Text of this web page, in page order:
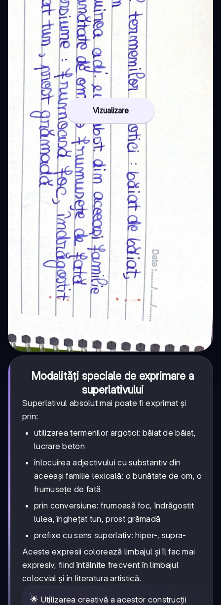
Vizualizare
Modalități speciale de exprimare a
superlativului
Superlativul absolut mai poate fi exprimat și
prin:
utilizarea termenilor argotici: băiat de băiat,
lucrare beton
înlocuirea adjectivului cu substantiv din
aceeași familie lexicală: o bunătate de om, o
frumusețe de fată
prin conversiune: frumoasă foc, îndrăgostit
lulea, înghețat tun, prost grămadă
prefixe cu sens superlativ: hiper-, supra-
Aceste expresii colorează limbajul și îl fac mai
expresiv, fiind întâlnite frecvent în limbajul
colocvial și în literatura artistică.
🌟 Utilizarea creativă a acestor construcții